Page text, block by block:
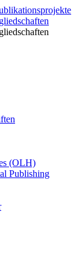
(OLH)
Publishing